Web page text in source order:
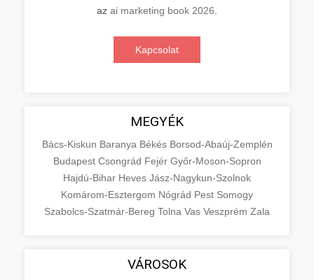
az ai marketing book 2026
Kapcsolat
MEGYÉK
Bács-Kiskun Baranya Békés Borsod-Abaúj-Zemplén
Budapest Csongrád Fejér Győr-Moson-Sopron
Hajdú-Bihar Heves Jász-Nagykun-Szolnok
Komárom-Esztergom Nógrád Pest Somogy
Szabolcs-Szatmár-Bereg Tolna Vas Veszprém Zala
VÁROSOK